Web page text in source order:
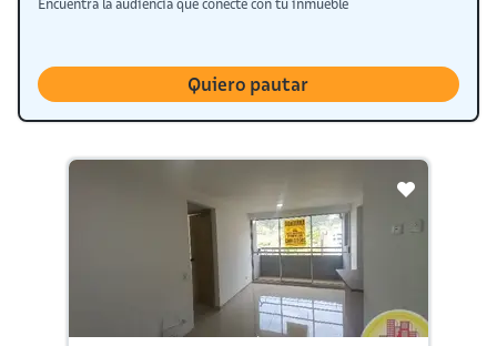
Encuentra la audiencia que conecte con tu inmueble
Quiero pautar